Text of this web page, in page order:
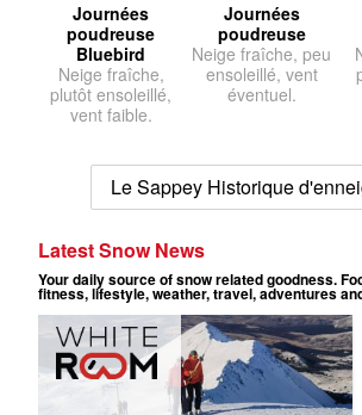
Journées
poudreuse
Bluebird
Neige fraîche,
plutôt ensoleillé,
vent faible.
Journées
poudreuse
Neige fraîche, peu
ensoleillé, vent
éventuel.
Le Sappey Historique